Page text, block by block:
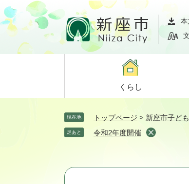
ペ
ー
ジ
メ
ニ
ュ
て
本
くらし
現在地 トップページ > 新座市子ど
足あと 令和2年度開催